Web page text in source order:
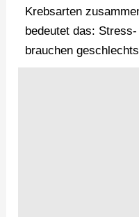
Krebsarten
bedeutet das:
brauchen